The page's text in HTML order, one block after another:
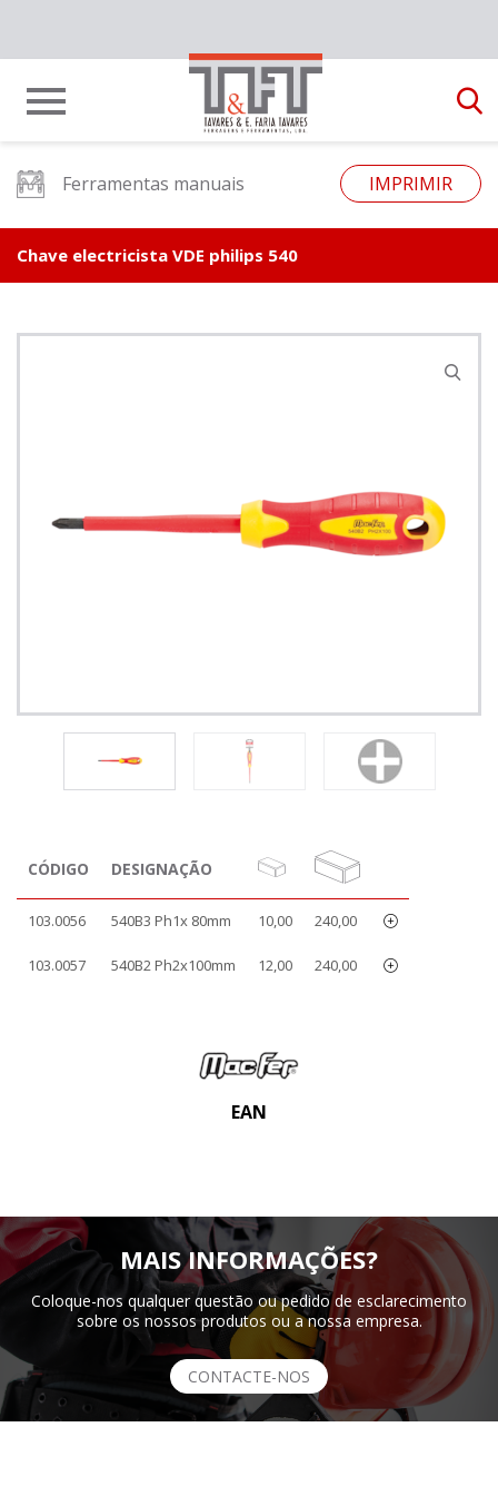
Ferramentas manuais IMPRIMIR
Chave electricista VDE philips 540
CÓDIGO DESIGNAÇÃO
103.0056 540B3 Ph1x 80mm 10,00 240,00
103.0057 540B2 Ph2x100mm 12,00 240,00
EAN
MAIS INFORMAÇÕES?
Coloque-nos qualquer questão ou pedido de esclarecimento
sobre os nossos produtos ou a nossa empresa.
CONTACTE-NOS